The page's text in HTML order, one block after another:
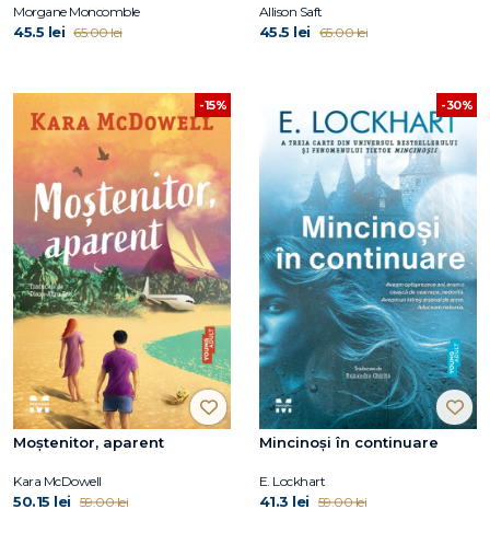
Morgane Moncomble
45.5 lei 65.00 lei
Allison Saft
45.5 lei 65.00 lei
-15%
Moștenitor, aparent
Kara McDowell
50.15 lei 59.00 lei
-30%
Mincinoși în continuare
E. Lockhart
41.3 lei 59.00 lei